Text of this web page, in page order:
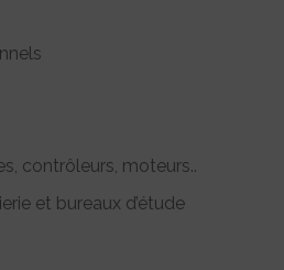
contrôleurs, moteurs..
et bureaux d’étude